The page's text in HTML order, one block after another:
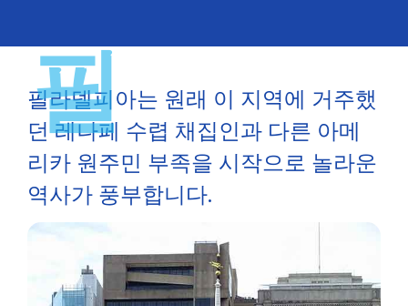
필
필라델피아는 원래 이 지역에 거주했
던 레나페 수렵 채집인과 다른 아메
리카 원주민 부족을 시작으로 놀라운
역사가 풍부합니다.